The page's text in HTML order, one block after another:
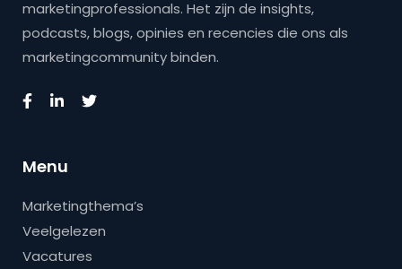
marketingprofessionals. Het zijn de insights,
podcasts, blogs, opinies en recencies die ons als
marketingcommunity binden.
Menu
Marketingthema’s
Veelgelezen
Vacatures